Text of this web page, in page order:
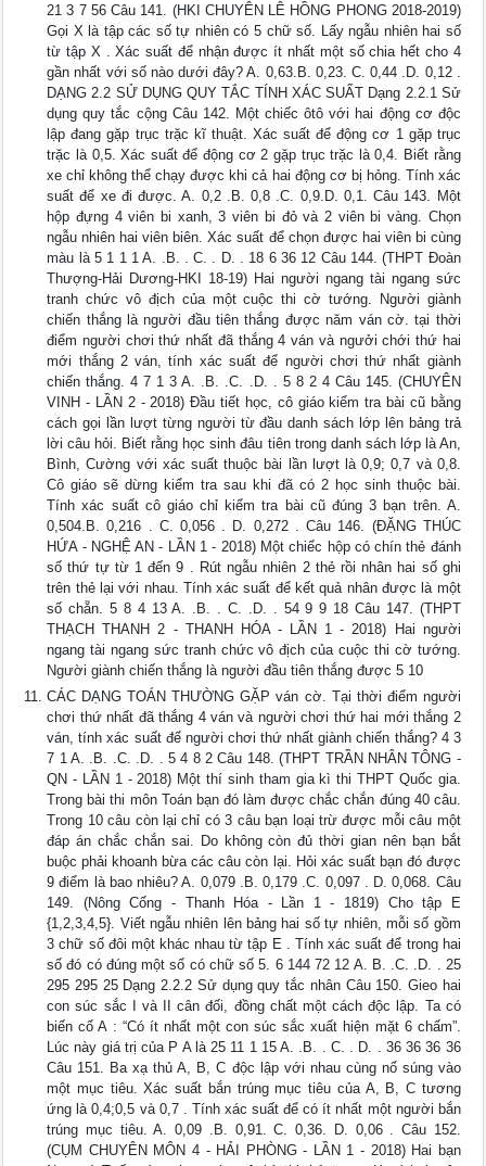
21 3 7 56 Câu 141. (HKI CHUYÊN LÊ HỒNG PHONG 2018-2019)
Gọi X là tập các số tự nhiên có 5 chữ số. Lấy ngẫu nhiên hai số
từ tập X . Xác suất để nhận được ít nhất một số chia hết cho 4
gần nhất với số nào dưới đây? A. 0,63.B. 0,23. C. 0,44 .D. 0,12 .
DẠNG 2.2 SỬ DỤNG QUY TẮC TÍNH XÁC SUẤT Dạng 2.2.1 Sử
dụng quy tắc cộng Câu 142. Một chiếc ôtô với hai động cơ độc
lập đang gặp trục trặc kĩ thuật. Xác suất để động cơ 1 gặp trục
trặc là 0,5. Xác suất để động cơ 2 gặp trục trặc là 0,4. Biết rằng
xe chỉ không thể chạy được khi cả hai động cơ bị hỏng. Tính xác
suất để xe đi được. A. 0,2 .B. 0,8 .C. 0,9.D. 0,1. Câu 143. Một
hộp đựng 4 viên bi xanh, 3 viên bi đỏ và 2 viên bi vàng. Chọn
ngẫu nhiên hai viên biên. Xác suất để chọn được hai viên bi cùng
màu là 5 1 1 1 A. .B. . C. . D. . 18 6 36 12 Câu 144. (THPT Đoàn
Thượng-Hải Dương-HKI 18-19) Hai người ngang tài ngang sức
tranh chức vô địch của một cuộc thi cờ tướng. Người giành
chiến thắng là người đầu tiên thắng được năm ván cờ. tại thời
điểm người chơi thứ nhất đã thắng 4 ván và ngưởi chới thứ hai
mới thắng 2 ván, tính xác suất để người chơi thứ nhất giành
chiến thắng. 4 7 1 3 A. .B. .C. .D. . 5 8 2 4 Câu 145. (CHUYÊN
VINH - LẦN 2 - 2018) Đầu tiết học, cô giáo kiểm tra bài cũ bằng
cách gọi lần lượt từng người từ đầu danh sách lớp lên bảng trả
lời câu hỏi. Biết rằng học sinh đâu tiên trong danh sách lớp là An,
Bình, Cường với xác suất thuộc bài lần lượt là 0,9; 0,7 và 0,8.
Cô giáo sẽ dừng kiểm tra sau khi đã có 2 học sinh thuộc bài.
Tính xác suất cô giáo chỉ kiểm tra bài cũ đúng 3 bạn trên. A.
0,504.B. 0,216 . C. 0,056 . D. 0,272 . Câu 146. (ĐẶNG THÚC
HỨA - NGHỆ AN - LẦN 1 - 2018) Một chiếc hộp có chín thẻ đánh
số thứ tự từ 1 đến 9 . Rút ngẫu nhiên 2 thẻ rồi nhân hai số ghi
trên thẻ lại với nhau. Tính xác suất để kết quả nhân được là một
số chẵn. 5 8 4 13 A. .B. . C. .D. . 54 9 9 18 Câu 147. (THPT
THẠCH THANH 2 - THANH HÓA - LẦN 1 - 2018) Hai người
ngang tài ngang sức tranh chức vô địch của cuộc thi cờ tướng.
Người giành chiến thắng là người đầu tiên thắng được 5 10
CÁC DẠNG TOÁN THƯỜNG GẶP ván cờ. Tại thời điểm người
chơi thứ nhất đã thắng 4 ván và người chơi thứ hai mới thắng 2
ván, tính xác suất để người chơi thứ nhất giành chiến thắng? 4 3
7 1 A. .B. .C. .D. . 5 4 8 2 Câu 148. (THPT TRẦN NHÂN TÔNG -
QN - LẦN 1 - 2018) Một thí sinh tham gia kì thi THPT Quốc gia.
Trong bài thi môn Toán bạn đó làm được chắc chắn đúng 40 câu.
Trong 10 câu còn lại chỉ có 3 câu bạn loại trừ được mỗi câu một
đáp án chắc chắn sai. Do không còn đủ thời gian nên bạn bắt
buộc phải khoanh bừa các câu còn lại. Hỏi xác suất bạn đó được
9 điểm là bao nhiêu? A. 0,079 .B. 0,179 .C. 0,097 . D. 0,068. Câu
149. (Nông Cống - Thanh Hóa - Lần 1 - 1819) Cho tập E
{1,2,3,4,5}. Viết ngẫu nhiên lên bảng hai số tự nhiên, mỗi số gồm
3 chữ số đôi một khác nhau từ tập E . Tính xác suất để trong hai
số đó có đúng một số có chữ số 5. 6 144 72 12 A. B. .C. .D. . 25
295 295 25 Dạng 2.2.2 Sử dụng quy tắc nhân Câu 150. Gieo hai
con súc sắc I và II cân đối, đồng chất một cách độc lập. Ta có
biến cố A : “Có ít nhất một con súc sắc xuất hiện mặt 6 chấm”.
Lúc này giá trị của P A là 25 11 1 15 A. .B. . C. . D. . 36 36 36 36
Câu 151. Ba xạ thủ A, B, C độc lập với nhau cùng nổ súng vào
một mục tiêu. Xác suất bắn trúng mục tiêu của A, B, C tương
ứng là 0,4;0,5 và 0,7 . Tính xác suất để có ít nhất một người bắn
trúng mục tiêu. A. 0,09 .B. 0,91. C. 0,36. D. 0,06 . Câu 152.
(CỤM CHUYÊN MÔN 4 - HẢI PHÒNG - LẦN 1 - 2018) Hai bạn